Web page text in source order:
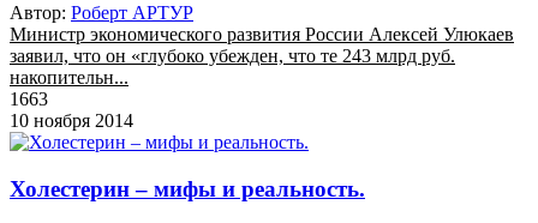
Автор: Роберт АРТУР
Министр экономического развития России Алексей Улюкаев
заявил, что он «глубоко убежден, что те 243 млрд руб.
накопительн...
1663
10 ноября 2014
Холестерин – мифы и реальность.